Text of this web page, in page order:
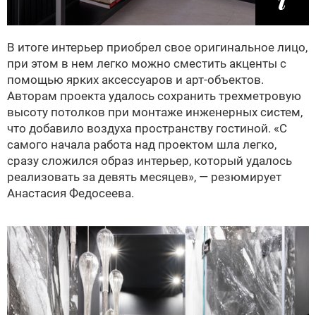
В итоге интерьер приобрел свое оригинальное лицо,
при этом в нем легко можно сместить акценты с
помощью ярких аксессуаров и арт-объектов.
Авторам проекта удалось сохранить трехметровую
высоту потолков при монтаже инженерных систем,
что добавило воздуха пространству гостиной. «С
самого начала работа над проектом шла легко,
сразу сложился образ интерьер, который удалось
реализовать за девять месяцев», — резюмирует
Анастасия Федосеева.